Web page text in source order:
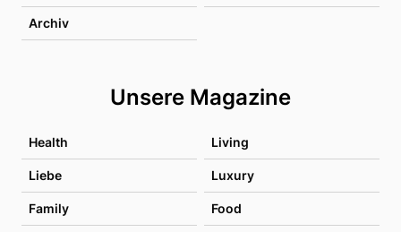
Archiv
Unsere Magazine
Health Living
Liebe Luxury
Family Food